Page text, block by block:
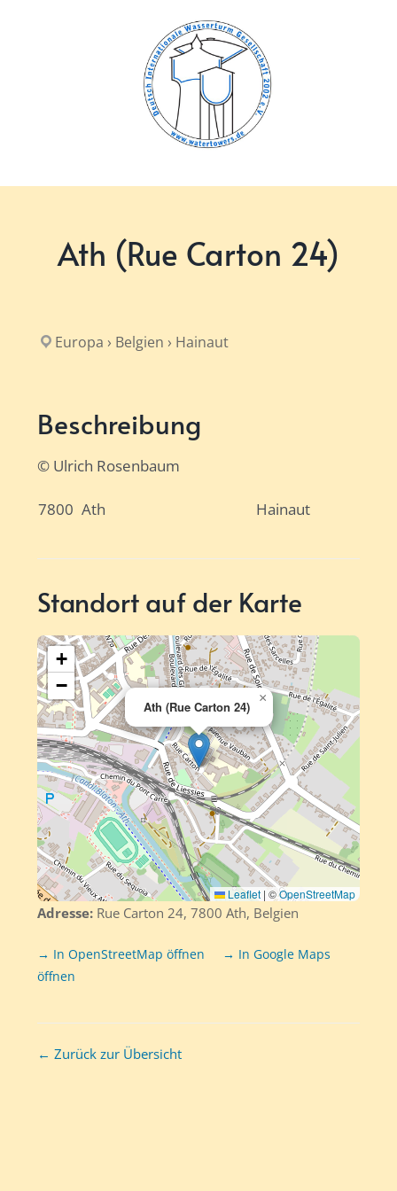
Ath (Rue Carton 24)
Europa › Belgien › Hainaut
Beschreibung
© Ulrich Rosenbaum
7800 Ath Hainaut
Standort auf der Karte
Ath (Rue Carton 24)
×
+
−
Leaflet | ©OpenStreetMap
Adresse: Rue Carton 24, 7800 Ath, Belgien
→ In OpenStreetMap öffnen
→ In Google Maps
öffnen
← Zurück zur Übersicht